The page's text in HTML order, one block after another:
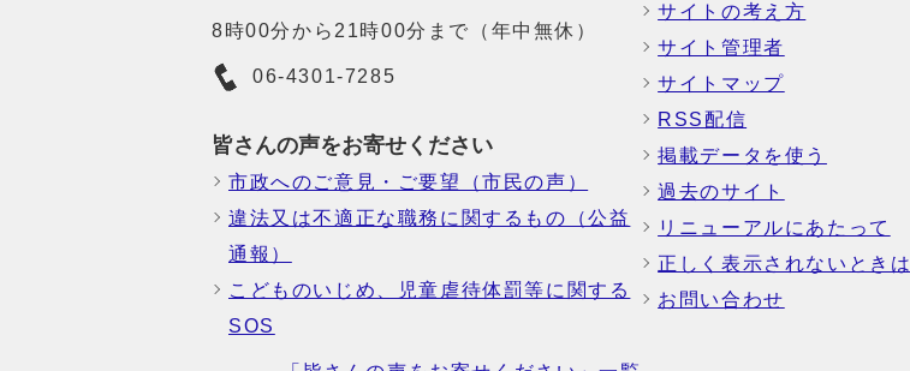
8時00分から21時00分まで（年中無休）
06-4301-7285
皆さんの声をお寄せください
市政へのご意見・ご要望（市民の声）
違法又は不適正な職務に関するもの（公益
通報）
こどものいじめ、児童虐待体罰等に関する
SOS
サイトの考え方
サイト管理者
サイトマップ
RSS配信
掲載データを使う
過去のサイト
リニューアルにあたって
正しく表示されないときは
お問い合わせ